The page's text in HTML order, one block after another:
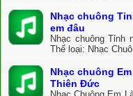
Nhạc chuông
em đâu
Nhạc chuông
Thể loại: Nhạc
Nhạc chuông
Thiên Đức